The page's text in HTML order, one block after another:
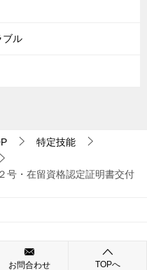
ブル
特定技能
号・在留資格認定証明書交付
お問合わせ TOPへ